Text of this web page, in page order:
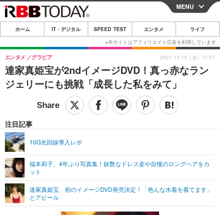
CLOSE
ホーム
IT・デジタル
IT・デジタルTOP スマートフォン
ガジェット・ツール
ショッピング その他
SPEED TEST
エンタメTOP 映画・ドラマ
ショッピング その他
ライフTOP
リリース一覧
プッシュ通知の停止方法
MENU
ホーム IT・デジタル SPEED TEST エンタメ ライフ
達家真姫宝が2ndイメージDVD！真っ赤なラン
ジェリーにも挑戦「成長した私をみて」
エンタメ グラビア
注目記事
10G光回線導入レポ
福本莉子、4年ぶり写真集！妖艶なドレス姿や自慢のロングヘアをカ
ット
達家真姫宝、初のイメージDVD発売決定！「色んな水着を着てます」
とアピール
2021.10.15（金）17:57